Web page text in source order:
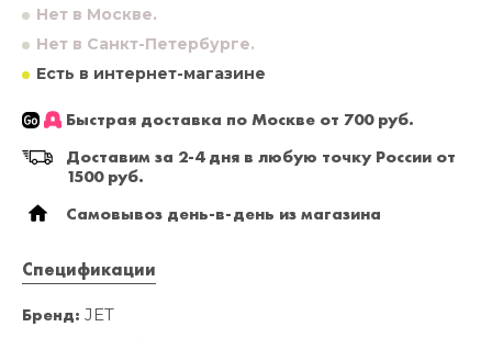
Нет в Москве.
Нет в Санкт-Петербурге.
Есть в интернет-магазине
Быстрая доставка по Москве от 700 руб.
Доставим за 2-4 дня в любую точку России от
1500 руб.
Самовывоз день-в-день из магазина
Спецификации
Бренд: JET